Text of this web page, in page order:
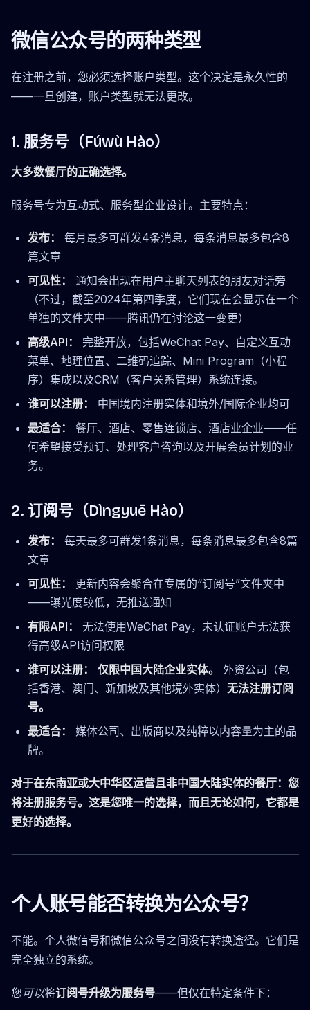
微信公众号的两种类型
在注册之前，您必须选择账户类型。这个决定是永久性的
——一旦创建，账户类型就无法更改。
1. 服务号（Fúwù Hào）
大多数餐厅的正确选择。
服务号专为互动式、服务型企业设计。主要特点：
发布：
每月最多可群发4条消息，每条消息最多包含8
篇文章
可见性：
通知会出现在用户主聊天列表的朋友对话旁
（不过，截至2024年第四季度，它们现在会显示在一个
单独的文件夹中——腾讯仍在讨论这一变更）
高级API：
完整开放，包括WeChat Pay、自定义互动
菜单、地理位置、二维码追踪、Mini Program（小程
序）集成以及CRM（客户关系管理）系统连接。
谁可以注册：
中国境内注册实体和境外/国际企业均可
最适合：
餐厅、酒店、零售连锁店、酒店业企业——任
何希望接受预订、处理客户咨询以及开展会员计划的业
务。
2. 订阅号（Dìngyuē Hào）
发布：
每天最多可群发1条消息，每条消息最多包含8篇
文章
可见性：
更新内容会聚合在专属的“订阅号”文件夹中
——曝光度较低，无推送通知
有限API：
无法使用WeChat Pay，未认证账户无法获
得高级API访问权限
谁可以注册：
仅限中国大陆企业实体。
外资公司（包
括香港、澳门、新加坡及其他境外实体） 无法注册订阅
号。
最适合：
媒体公司、出版商以及纯粹以内容量为主的品
牌。
对于在东南亚或大中华区运营且非中国大陆实体的餐厅：您
将注册服务号。这是您唯一的选择，而且无论如何，它都是
更好的选择。
个人账号能否转换为公众号？
不能。个人微信号和微信公众号之间没有转换途径。它们是
完全独立的系统。
您 可以将订阅号升级为服务号——但仅在特定条件下：